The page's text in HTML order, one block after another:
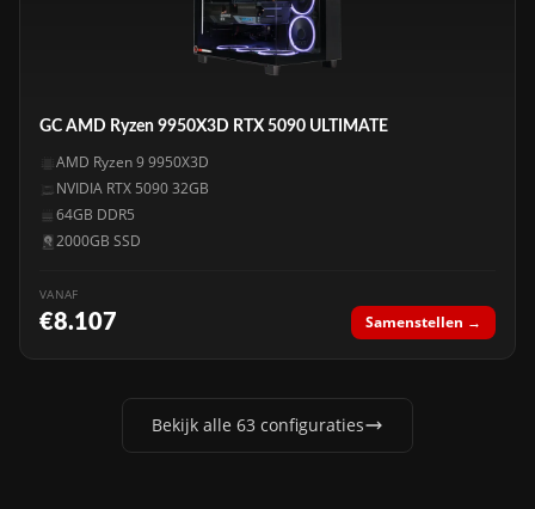
GC AMD Ryzen 9950X3D RTX 5090 ULTIMATE
AMD Ryzen 9 9950X3D
NVIDIA RTX 5090 32GB
64GB DDR5
2000GB SSD
VANAF
€8.107 Samenstellen →
Bekijk alle 63 configuraties